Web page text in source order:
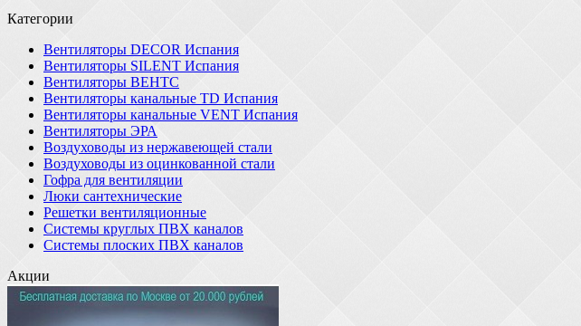
Категории
Вентиляторы DECOR Испания
Вентиляторы SILENT Испания
Вентиляторы ВЕНТС
Вентиляторы канальные TD Испания
Вентиляторы канальные VENT Испания
Вентиляторы ЭРА
Воздуховоды из нержавеющей стали
Воздуховоды из оцинкованной стали
Гофра для вентиляции
Люки сантехнические
Решетки вентиляционные
Системы круглых ПВХ каналов
Системы плоских ПВХ каналов
Акции